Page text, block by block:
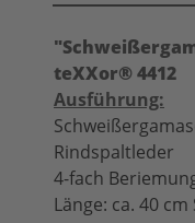
teXXor® 4412
Ausführung:
Rindspaltleder
4-fach
Länge: ca. 40